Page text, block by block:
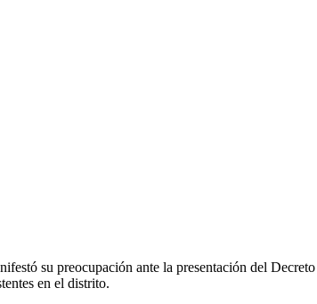
su preocupación ante la presentación del
en el distrito.